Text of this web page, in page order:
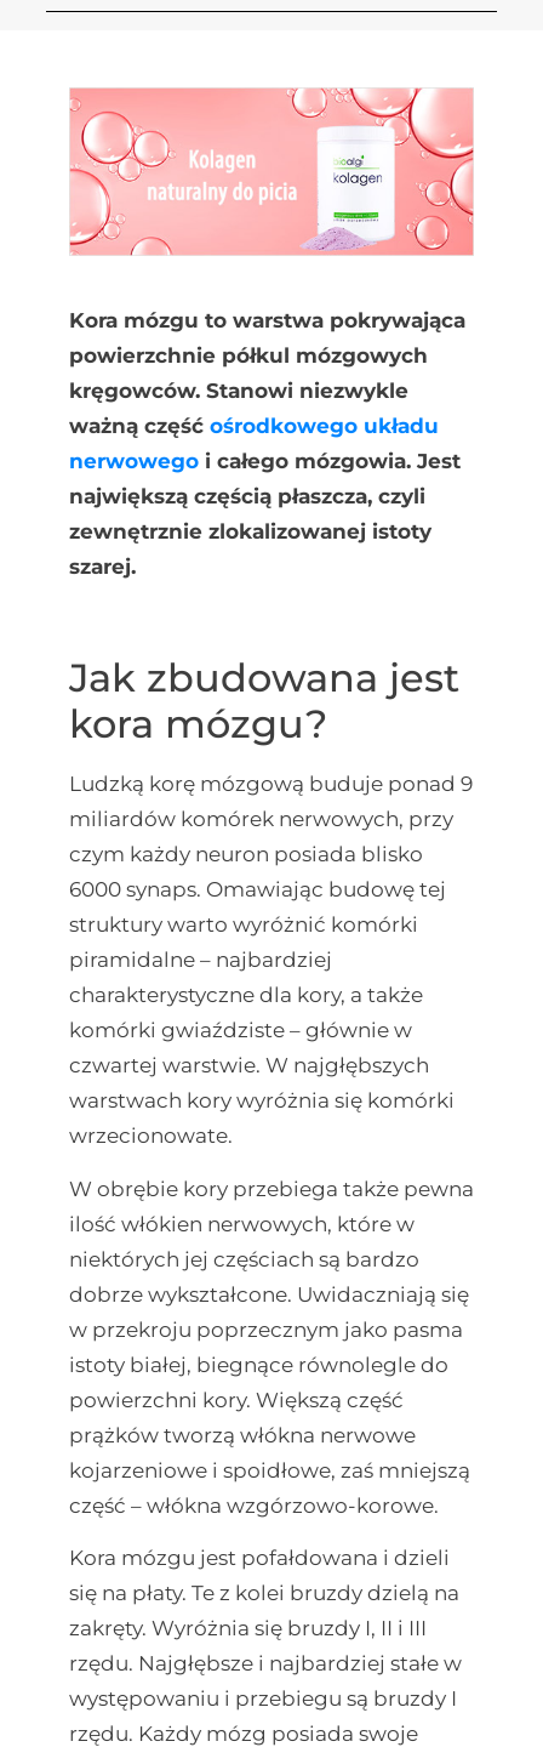
Kora mózgu to warstwa pokrywająca
powierzchnie półkul mózgowych
kręgowców. Stanowi niezwykle
ważną część ośrodkowego układu
nerwowegoi całego mózgowia. Jest
największą częścią płaszcza, czyli
zewnętrznie zlokalizowanej istoty
szarej.
Jak zbudowana jest
kora mózgu?
Ludzką korę mózgową buduje ponad 9
miliardów komórek nerwowych, przy
czym każdy neuron posiada blisko
6000 synaps. Omawiając budowę tej
struktury warto wyróżnić komórki
piramidalne – najbardziej
charakterystyczne dla kory, a także
komórki gwiaździste – głównie w
czwartej warstwie. W najgłębszych
warstwach kory wyróżnia się komórki
wrzecionowate.
W obrębie kory przebiega także pewna
ilość włókien nerwowych, które w
niektórych jej częściach są bardzo
dobrze wykształcone. Uwidaczniają się
w przekroju poprzecznym jako pasma
istoty białej, biegnące równolegle do
powierzchni kory. Większą część
prążków tworzą włókna nerwowe
kojarzeniowe i spoidłowe, zaś mniejszą
część – włókna wzgórzowo-korowe.
Kora mózgu jest pofałdowana i dzieli
się na płaty. Te z kolei bruzdy dzielą na
zakręty. Wyróżnia się bruzdy I, II i III
rzędu. Najgłębsze i najbardziej stałe w
występowaniu i przebiegu są bruzdy I
rzędu. Każdy mózg posiada swoje